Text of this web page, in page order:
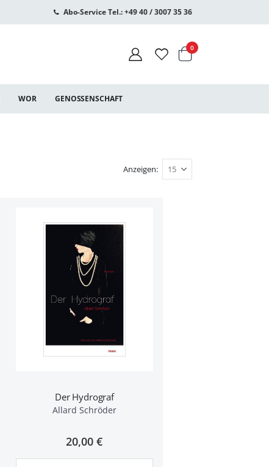
Abo-Service Tel.: +49 40 / 3007 35 36
Warenkorb
0Artikel
WOR GENOSSENSCHAFT
Anzeigen
Der Hydrograf
Allard Schröder
20,00 €